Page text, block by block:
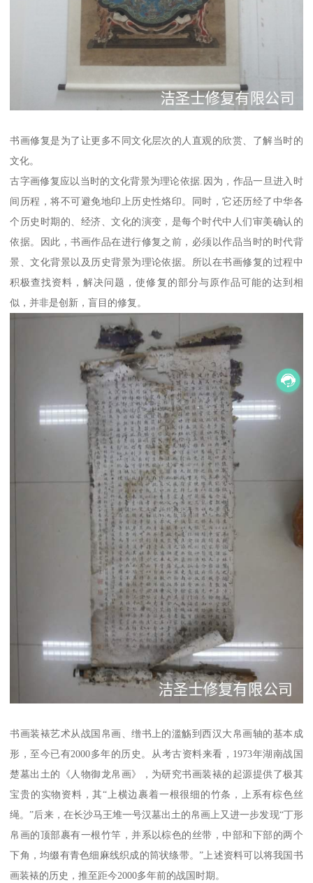
书画修复是为了让更多不同文化层次的人直观的欣赏、了解当时的
文化。
古字画修复应以当时的文化背景为理论依据.因为，作品一旦进入时
间历程，将不可避免地印上历史性烙印。同时，它还历经了中华各
个历史时期的、经济、文化的演变，是每个时代中人们审美确认的
依据。因此，书画作品在进行修复之前，必须以作品当时的时代背
景、文化背景以及历史背景为理论依据。所以在书画修复的过程中
积极查找资料，解决问题，使修复的部分与原作品可能的达到相
似，并非是创新，盲目的修复。
书画装裱艺术从战国帛画、缯书上的滥觞到西汉大帛画轴的基本成
形，至今已有2000多年的历史。从考古资料来看，1973年湖南战国
楚墓出土的《人物御龙帛画》，为研究书画装裱的起源提供了极其
宝贵的实物资料，其“上横边裹着一根很细的竹条，上系有棕色丝
绳。”后来，在长沙马王堆一号汉墓出土的帛画上又进一步发现“丁形
帛画的顶部裹有一根竹竿，并系以棕色的丝带，中部和下部的两个
下角，均缀有青色细麻线织成的筒状绦带。”上述资料可以将我国书
画装裱的历史，推至距今2000多年前的战国时期。